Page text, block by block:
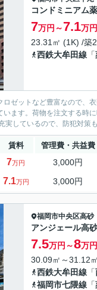
コンドミニアム
7万円～7.1万円
23.31㎡ (1K) /築
西鉄大牟田線 「
ロゼットなど豊富なので、
います。荷物を注文する時
実しているので、防犯対
賃料 管理費・共益費
7万円 3,000円
7.1万円 3,000円
福岡市中央区高砂
アンジェール高砂
7.5万円～8万円
30.09㎡～31.12
西鉄大牟田線 「
福岡市七隈線 「